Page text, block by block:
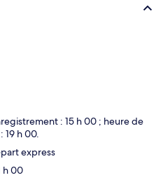
: 15 h 00 ; heure de
19 h 00.
express
h 00